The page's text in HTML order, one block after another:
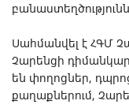
Սահմանվել է ՀԳՄ
Չարենցի
են փողոցներ,
քաղաքներում,